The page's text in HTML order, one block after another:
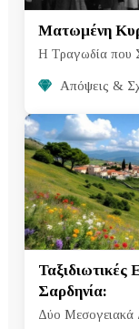
Ματωμένη
Η Τραγωδία που
Απόψεις &
Ταξιδιωτικές
Σαρδηνία:
Δύο Μεσογειακά